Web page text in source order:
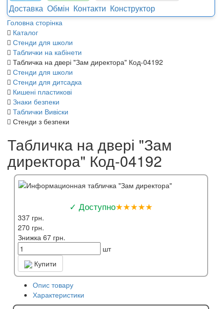
Доставка Обмін Контакти Конструктор
Головна сторінка
Каталог
Стенди для школи
Таблички на кабінети
Табличка на двері "Зам директора" Код-04192
Стенди для школи
Стенди для дитсадка
Кишені пластикові
Знаки безпеки
Таблички Вивіски
Стенди з безпеки
Табличка на двері "Зам
директора" Код-04192
✓ Доступно★★★★★
337 грн.
270 грн.
Знижка 67 грн.
шт
Купити
Опис товару
Характеристики